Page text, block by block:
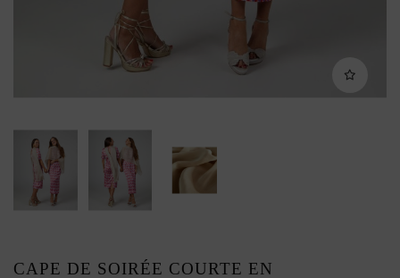
CAPE DE SOIRÉE COURTE EN